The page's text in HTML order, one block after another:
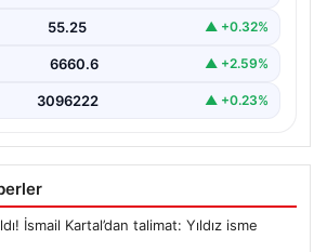
55.25 ▲ +0.32%
6660.6 ▲ +2.59%
3096222 ▲ +0.23%
İsmail Kartal’dan talimat: Yıldız isme